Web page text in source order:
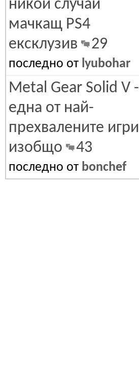
никой случай
мачкащ PS4
ексклузив
29
последно от lyubohar
Metal Gear Solid V -
една от най-
прехвалените игри
изобщо
43
последно от bonchef